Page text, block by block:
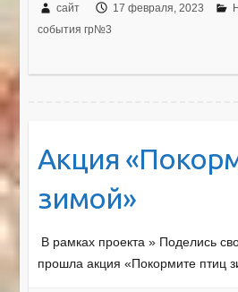
сайт 17 февраля, 2023
события гр№3
Акция
зимой»
В рамках проекта » Поделись
прошла акция «Покормите птиц